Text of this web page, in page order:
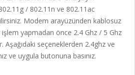
/ 802.11n ve 802.11ac
Modem arayüzünden kablosuz
yapmadan önce 2.4 Ghz / 5 Ghz
Aşağıdaki seçeneklerden 2.4ghz ve
ve uygula butonuna basınız.